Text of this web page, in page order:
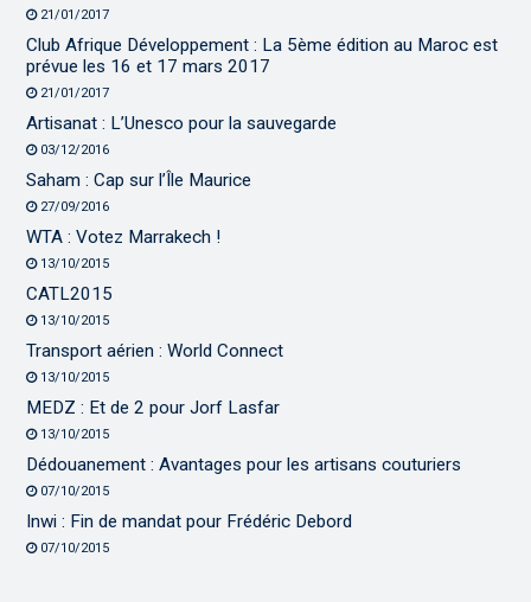
21/01/2017
Club Afrique Développement : La 5ème édition au Maroc est
prévue les 16 et 17 mars 2017
21/01/2017
Artisanat : L’Unesco pour la sauvegarde
03/12/2016
Saham : Cap sur l’Île Maurice
27/09/2016
WTA : Votez Marrakech !
13/10/2015
CATL2015
13/10/2015
Transport aérien : World Connect
13/10/2015
MEDZ : Et de 2 pour Jorf Lasfar
13/10/2015
Dédouanement : Avantages pour les artisans couturiers
07/10/2015
Inwi : Fin de mandat pour Frédéric Debord
07/10/2015